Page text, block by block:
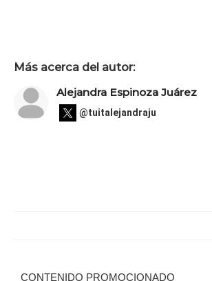
Más acerca del autor:
Alejandra Espinoza Juárez
@tuitalejandraju